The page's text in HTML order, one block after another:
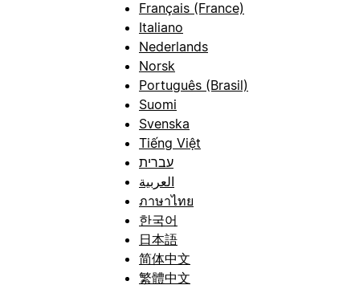
Français (France)
Italiano
Nederlands
Norsk
Português (Brasil)
Suomi
Svenska
Tiếng Việt
עברית
العربية
ภาษาไทย
한국어
日本語
简体中文
繁體中文